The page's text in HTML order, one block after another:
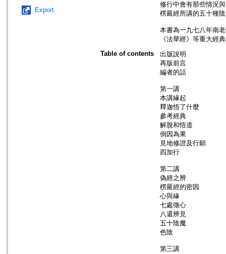
Export
修行中會有那些情況
楞嚴經所講的五十種
本書為一九七八年南
《法華經》等重大經
Table of contents
出版說明
再版前言
編者的話
第一講
本講緣起
釋迦悟了什麼
參考經典
解脫和悟道
倒因為果
見地修證及行願
四加行
第二講
偽經之辨
楞嚴經的密因
心與緣
七處徵心
八還辨見
五十陰魔
色陰
第三講